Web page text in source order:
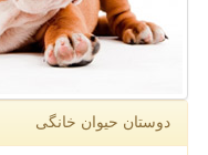
دوستان حیوان خانگی